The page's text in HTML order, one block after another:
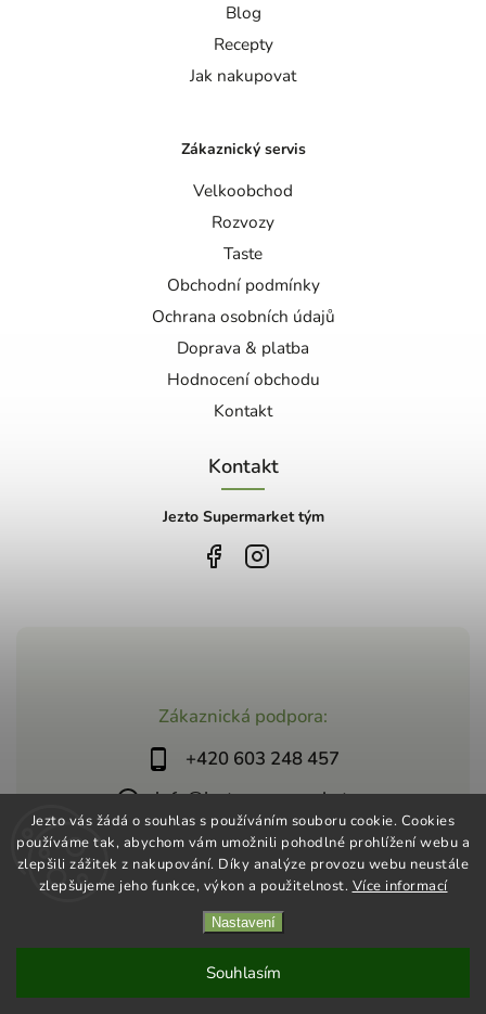
Jezto vás žádá o souhlas s používáním souboru cookie. Cookies
používáme tak, abychom vám umožnili pohodlné prohlížení webu a
zlepšili zážitek z nakupování. Díky analýze provozu webu neustále
zlepšujeme jeho funkce, výkon a použitelnost. Více informací
Nastavení
Souhlasím
Zákaznická podpora:
+420 603 248 457
info@jeztosupermarket.cz
Blog
Recepty
Jak nakupovat
Zákaznický servis
Velkoobchod
Rozvozy
Taste
Obchodní podmínky
Ochrana osobních údajů
Doprava & platba
Hodnocení obchodu
Kontakt
Kontakt
Jezto Supermarket tým
Shoptet| Design